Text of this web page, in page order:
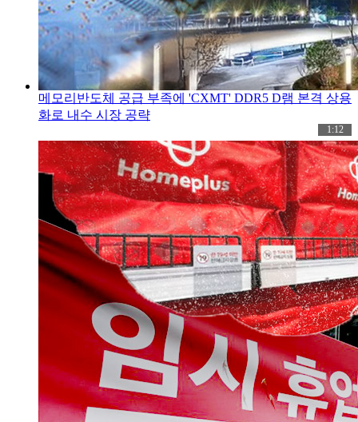
메모리반도체 공급 부족에 'CXMT' DDR5 D램 본격 상용
화로 내수 시장 공략
1:12